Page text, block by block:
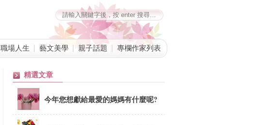
職場人生 藝文美學 親子話題 專欄作家列表
精選文章
今年您想獻給最愛的媽媽有什麼呢?